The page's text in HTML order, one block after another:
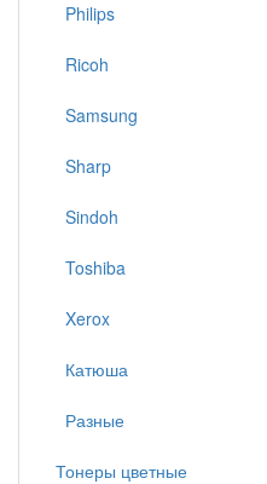
Philips
Ricoh
Samsung
Sharp
Sindoh
Toshiba
Xerox
Катюша
Разные
Тонеры цветные